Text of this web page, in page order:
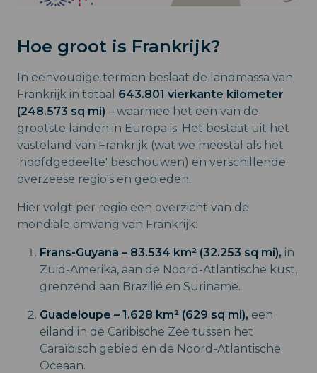
Hoe groot is Frankrijk?
In eenvoudige termen beslaat de landmassa van
Frankrijk in totaal 643.801 vierkante kilometer
(248.573 sq mi) – waarmee het een van de
grootste landen in Europa is. Het bestaat uit het
vasteland van Frankrijk (wat we meestal als het
'hoofdgedeelte' beschouwen) en verschillende
overzeese regio's en gebieden.
Hier volgt per regio een overzicht van de
mondiale omvang van Frankrijk:
Frans-Guyana – 83.534 km² (32.253 sq mi), in
Zuid-Amerika, aan de Noord-Atlantische kust,
grenzend aan Brazilië en Suriname.
Guadeloupe – 1.628 km² (629 sq mi), een
eiland in de Caribische Zee tussen het
Caraïbisch gebied en de Noord-Atlantische
Oceaan.